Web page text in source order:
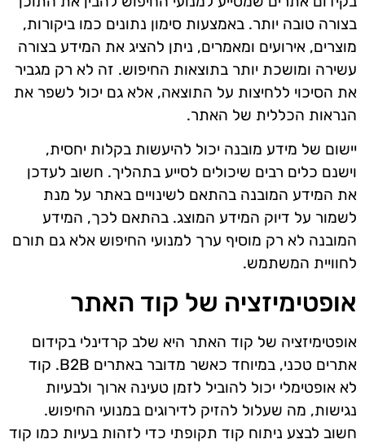
בצורה טובה יותר. באמצעות סימון נתונים כמו ביקורות,
מוצרים, אירועים ומאמרים, ניתן להציג את המידע בצורה
עשירה ומושכת יותר בתוצאות החיפוש. זה לא רק מגביר
את הסיכוי ללחיצות על התוצאה, אלא גם יכול לשפר את
הנראות הכללית של האתר.
יישום של מידע מובנה יכול להיעשות בקלות יחסית,
וישנם כלים רבים שיכולים לסייע בתהליך. חשוב לעדכן
את המידע המובנה בהתאם לשינויים באתר על מנת
לשמור על דיוק המידע המוצג. בהתאם לכך, המידע
המובנה לא רק מוסיף ערך למנועי החיפוש אלא גם תורם
לחוויית המשתמש.
אופטימיזציה של קוד האתר
אופטימיזציה של קוד האתר היא שלב קרדינלי בקידום
אתרים טכני, במיוחד כאשר מדובר באתרים B2B. קוד
לא אופטימלי יכול להוביל לזמן טעינה ארוך ולבעיות
נגישות, מה שעלול להזיק לדירוגים במנועי החיפוש.
חשוב לבצע ניתוח קוד תקופתי כדי לזהות בעיות כמו קוד